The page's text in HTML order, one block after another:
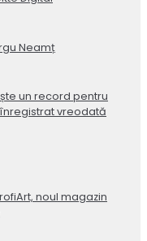
Neamț
un record pentru
vreodată
noul magazin